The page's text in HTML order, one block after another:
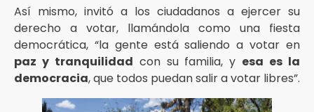
Así mismo, invitó a los ciudadanos a ejercer su
derecho a votar, llamándola como una fiesta
democrática, “la gente está saliendo a votar en
paz y tranquilidad con su familia, y esa es la
democracia, que todos puedan salir a votar libres”.